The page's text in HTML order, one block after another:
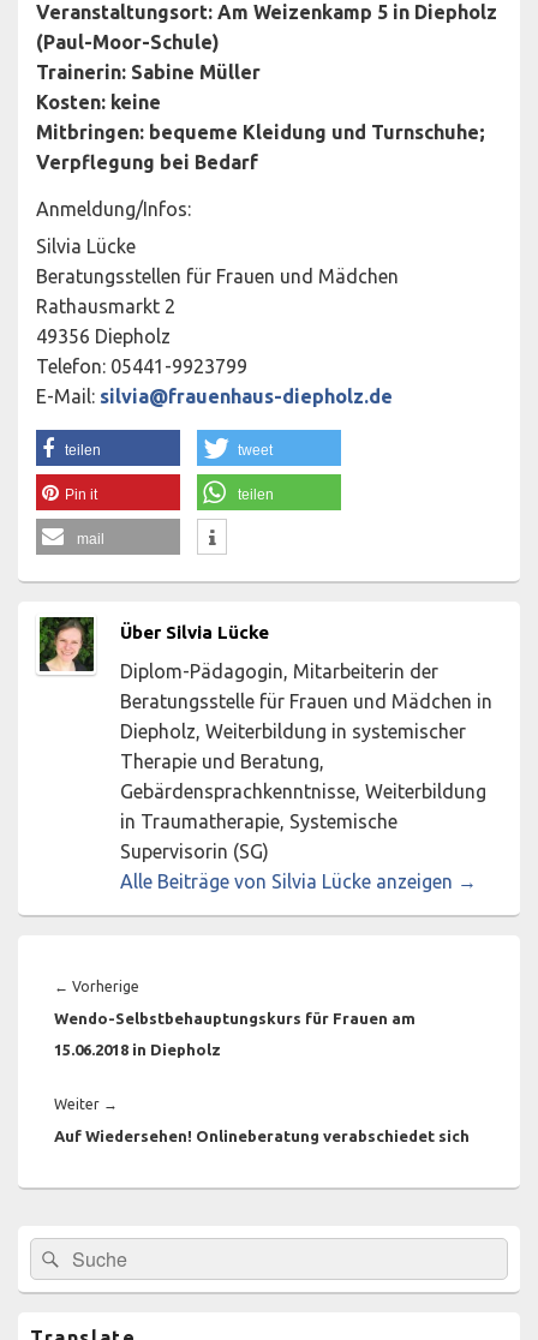
Veranstaltungsort: Am Weizenkamp 5 in Diepholz
(Paul-Moor-Schule)
Trainerin: Sabine Müller
Kosten: keine
Mitbringen: bequeme Kleidung und Turnschuhe;
Verpflegung bei Bedarf
Anmeldung/Infos:
Silvia Lücke
Beratungsstellen für Frauen und Mädchen
Rathausmarkt 2
49356 Diepholz
Telefon: 05441-9923799
E-Mail: silvia@frauenhaus-diepholz.de
teilen tweet
Pin it teilen
mail
Über Silvia Lücke
Diplom-Pädagogin, Mitarbeiterin der
Beratungsstelle für Frauen und Mädchen in
Diepholz, Weiterbildung in systemischer
Therapie und Beratung,
Gebärdensprachkenntnisse, Weiterbildung
in Traumatherapie, Systemische
Supervisorin (SG)
Alle Beiträge von Silvia Lücke anzeigen →
← Vorherige
Beitrag:
Wendo-Selbstbehauptungskurs für Frauen am
15.06.2018 in Diepholz
Weiter →
Beitrag:
Auf Wiedersehen! Onlineberatung verabschiedet sich
Primärer
Seitenleisten-
Widgetbereich
Suchen
nach:
Suchen